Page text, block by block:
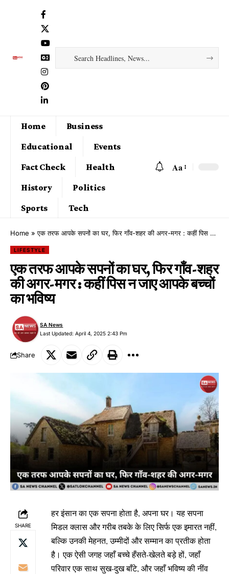
Home
Business
Educational
Events
Fact Check
Health
History
Politics
Sports
Tech
Aa
Home »एक तरफ आपके सपनों का घर, फिर गाँव-शहर की अगर-मगर : कहीं पिस न जाए आपके बच्चों का भविष्य
LIFESTYLE
एक तरफ आपके सपनों का घर, फिर गाँव-शहर
की अगर-मगर : कहीं पिस न जाए आपके बच्चों
का भविष्य
Last Updated: April 4, 2025 2:43 Pm
SA News
Share
SHARE
हर इंसान का एक सपना होता है, अपना घर। यह सपना
मिडल क्लास और गरीब तबके के लिए सिर्फ एक इमारत नहीं,
बल्कि उनकी मेहनत, उम्मीदों और सम्मान का प्रतीक होता
है। एक ऐसी जगह जहाँ बच्चे हँसते-खेलते बड़े हों, जहाँ
परिवार एक साथ सुख-दुख बाँटे, और जहाँ भविष्य की नींव